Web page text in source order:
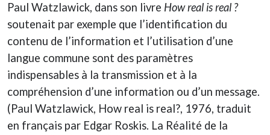
Paul Watzlawick, dans son livre How real is real ?
soutenait par exemple que l’identification du
contenu de l’information et l’utilisation d’une
langue commune sont des paramètres
indispensables à la transmission et à la
compréhension d’une information ou d’un message.
(Paul Watzlawick, How real is real?, 1976, traduit
en français par Edgar Roskis. La Réalité de la